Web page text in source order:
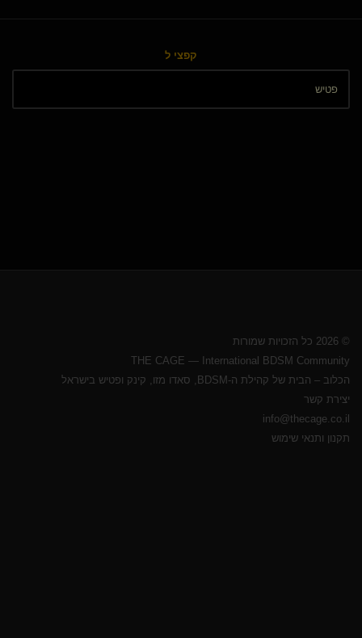
קפצי ל
© 2026 כל הזכויות שמורות
THE CAGE — International BDSM Community
הכלוב – הבית של קהילת ה-BDSM, סאדו מזו, קינק ופטיש בישראל
יצירת קשר
info@thecage.co.il
תקנון ותנאי שימוש